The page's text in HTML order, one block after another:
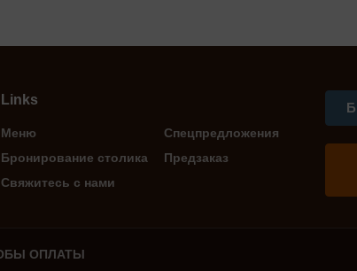
Links
Меню
Спецпредложения
Бронирование столика
Предзаказ
Свяжитесь с нами
ОПЛАТЫ